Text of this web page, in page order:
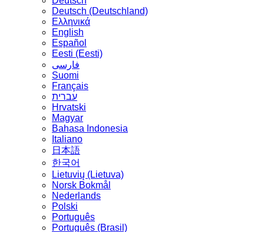
Deutsch (Deutschland)
Ελληνικά
English
Español
Eesti (Eesti)
فارسی
Suomi
Français
עברית
Hrvatski
Magyar
Bahasa Indonesia
Italiano
日本語
한국어
Lietuvių (Lietuva)
‪Norsk Bokmål‬
Nederlands
Polski
Português
Português (Brasil)